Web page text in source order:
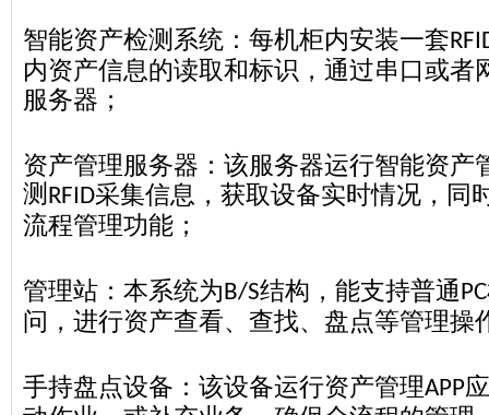
智能资产检测系统：每机柜内安装一套
内资产信息的读取和标识，通过串口或者
服务器；
资产管理服务器：该服务器运行智能资产
测 RFID采集信息，获取设备实时情况，同
流程管理功能；
管理站：本系统为B/S结构，能支持普通PC
问，进行资产查看、查找、盘点等管理操
手持盘点设备：该设备运行资产管理APP